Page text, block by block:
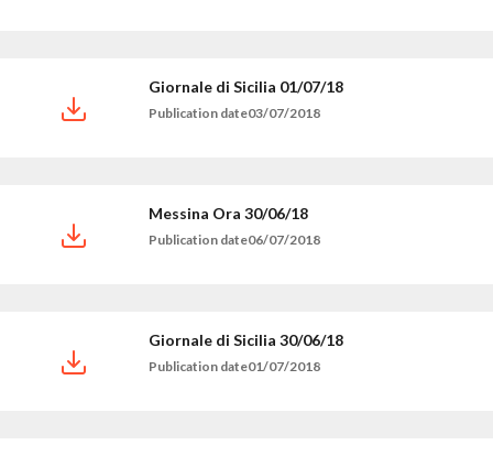
Giornale di Sicilia 01/07/18
Publication date03/07/2018
Messina Ora 30/06/18
Publication date06/07/2018
Giornale di Sicilia 30/06/18
Publication date01/07/2018